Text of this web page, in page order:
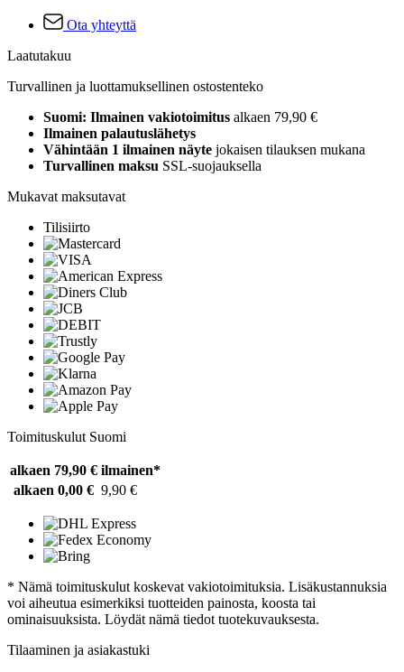
Ota yhteyttä
Laatutakuu
Turvallinen ja luottamuksellinen ostostenteko
Suomi: Ilmainen vakiotoimitus alkaen 79,90 €
Ilmainen palautuslähetys
Vähintään 1 ilmainen näyte jokaisen tilauksen mukana
Turvallinen maksu SSL-suojauksella
Mukavat maksutavat
Tilisiirto
Toimituskulut Suomi
alkaen 79,90 € ilmainen*
alkaen 0,00 € 9,90 €
* Nämä toimituskulut koskevat vakiotoimituksia. Lisäkustannuksia
voi aiheutua esimerkiksi tuotteiden painosta, koosta tai
ominaisuuksista. Löydät nämä tiedot tuotekuvauksesta.
Tilaaminen ja asiakastuki